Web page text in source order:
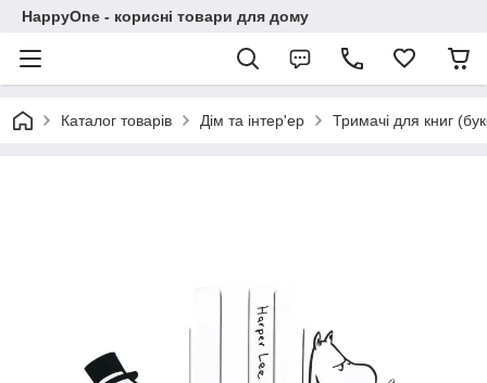
HappyOne - корисні товари для дому
Каталог товарів Дім та інтер'ер Тримачі для книг